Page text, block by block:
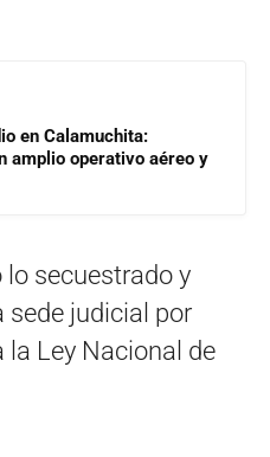
en Calamuchita:
amplio operativo aéreo y
secuestrado y
sede judicial por
Ley Nacional de